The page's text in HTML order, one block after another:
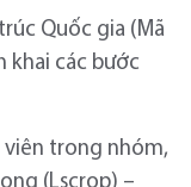
Quốc gia (Mã
khai các bước
viên trong nhóm,